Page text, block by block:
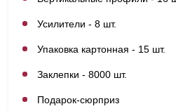
Усилители - 8 шт.
Упаковка картонная - 15 шт.
Заклепки - 8000 шт.
Подарок-сюрприз